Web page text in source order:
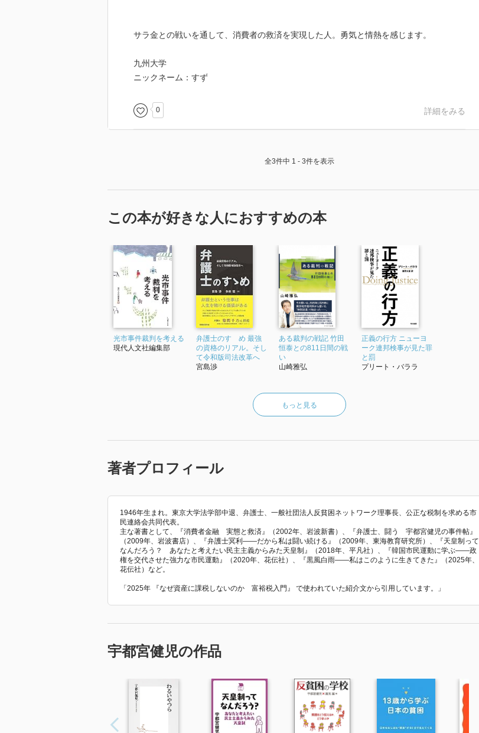
「若い頃は、青臭いこと言っていた」「世の中のきびしさがわかっていなかった」
大人たちはいろいろなエクスキューズをします。
でも、やり続けた人には、エクスキューズは必要ありません。
宇都宮氏が闘う相手は、やくざ、取立て屋、マルチ商法、オウム真理教、サラ金、カード
自ら「反貧困ネットワーク」の代表として奔走し、年越し派遣村では名誉村長を務めてい
す。
連れを得ようとします。親友をもたず、親からも見捨てられた彼らの孤独こそが、犯罪を
生む一つの温床になっているのです。
反貧困ネットワークは、孤立した人たちに連帯の場を提供し、彼らを疑似家族として支え
るものなのだそうです。
読み終わって、「微力ながら、自分もなにかしなければ」と、小さな志の芽を植えつけら
れる本でした。
サラ金との戦いを通して、消費者の救済を実現した人。勇気と情熱を感じます。
九州大学
ニックネーム：すず
0 詳細をみる
全3件中 1 - 3件を表示
この本が好きな人におすすめの本
光市事件裁判を考える
現代人文社編集部
弁護士のすゝめ 最強
の資格のリアル。そし
て令和版司法改革へ
宮島渉
ある裁判の戦記 竹田
恒泰との811日間の戦
い
山崎雅弘
正義の行方 ニューヨ
ーク連邦検事が見た罪
と罰
プリート・バララ
もっと見る
著者プロフィール
1946年生まれ。東京大学法学部中退、弁護士、一般社団法人反貧困ネットワーク理事長、公正な税制を求める市
民連絡会共同代表。
主な著書として、『消費者金融 実態と救済』（2002年、岩波新書）、『弁護士、闘う 宇都宮健児の事件帖』
（2009年、岩波書店）、『弁護士冥利――だから私は闘い続ける』（2009年、東海教育研究所）、『天皇制って
なんだろう？ あなたと考えたい民主主義からみた天皇制』（2018年、平凡社）、『韓国市民運動に学ぶ――政
権を交代させた強力な市民運動』（2020年、花伝社）、『黒風白雨――私はこのように生きてきた』（2025年、
花伝社）など。
「2025年 『なぜ資産に課税しないのか 富裕税入門』 で使われていた紹介文から引用しています。」
宇都宮健児の作品